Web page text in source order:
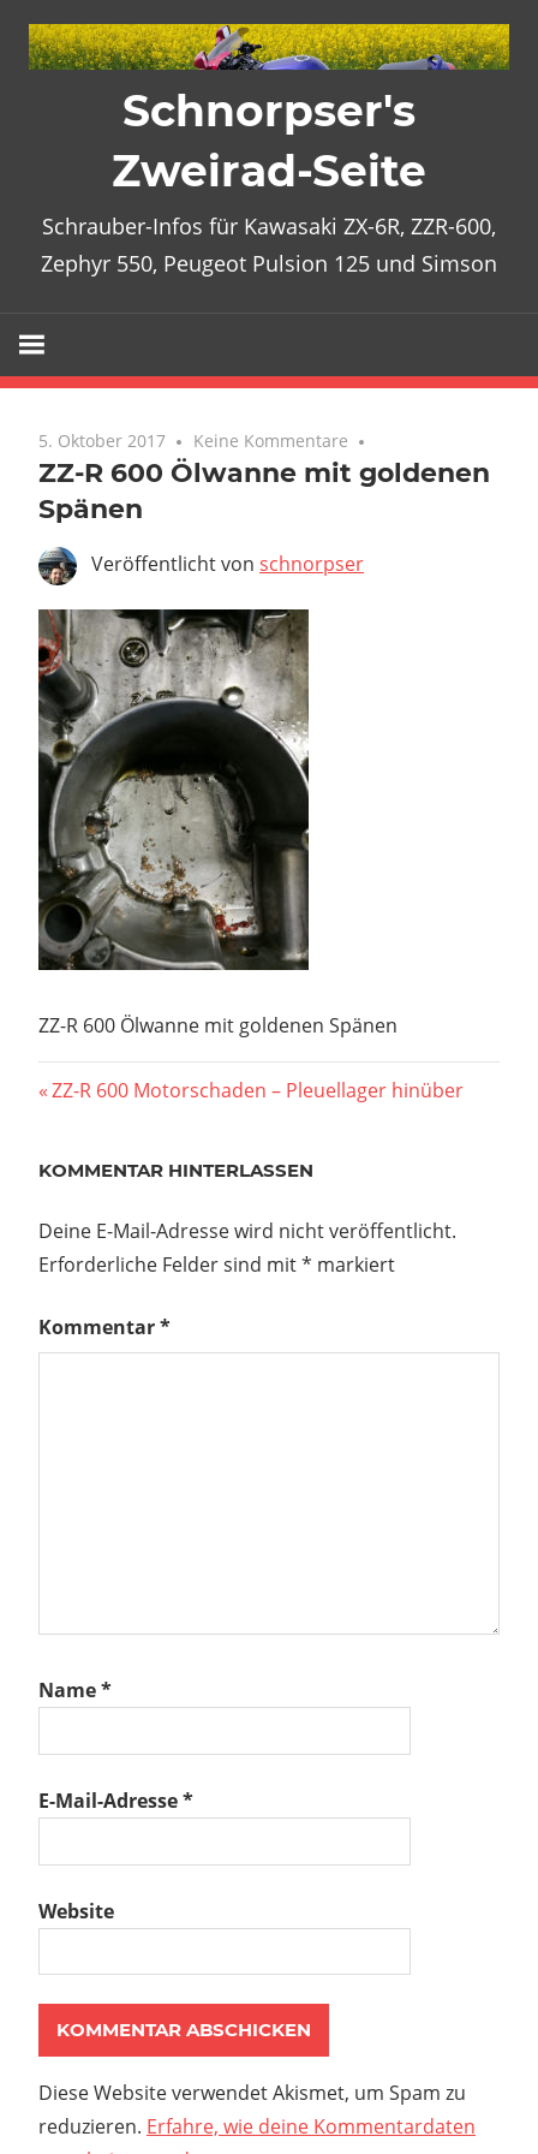
Inhalt
Schnorpser's
Zweirad-Seite
Schrauber-Infos für Kawasaki ZX-6R, ZZR-600,
Zephyr 550, Peugeot Pulsion 125 und Simson
5. Oktober 2017 Keine Kommentare
ZZ-R 600 Ölwanne mit goldenen
Spänen
Veröffentlicht von schnorpser
ZZ-R 600 Ölwanne mit goldenen Spänen
Beitragsnavigation
Vorheriger
ZZ-R 600 Motorschaden – Pleuellager hinüber
KOMMENTAR HINTERLASSEN
Deine E-Mail-Adresse wird nicht veröffentlicht.
Erforderliche Felder sind mit* markiert
Kommentar*
Name*
E-Mail-Adresse*
Website
Diese Website verwendet Akismet, um Spam zu
reduzieren. Erfahre, wie deine Kommentardaten